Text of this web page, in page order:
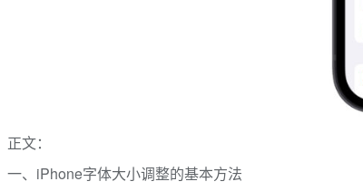
正文：
一、iPhone字体大小调整的基本方法